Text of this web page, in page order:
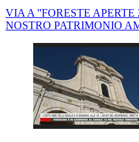
VIA A ''FORESTE
NOSTRO PATRIMONIO